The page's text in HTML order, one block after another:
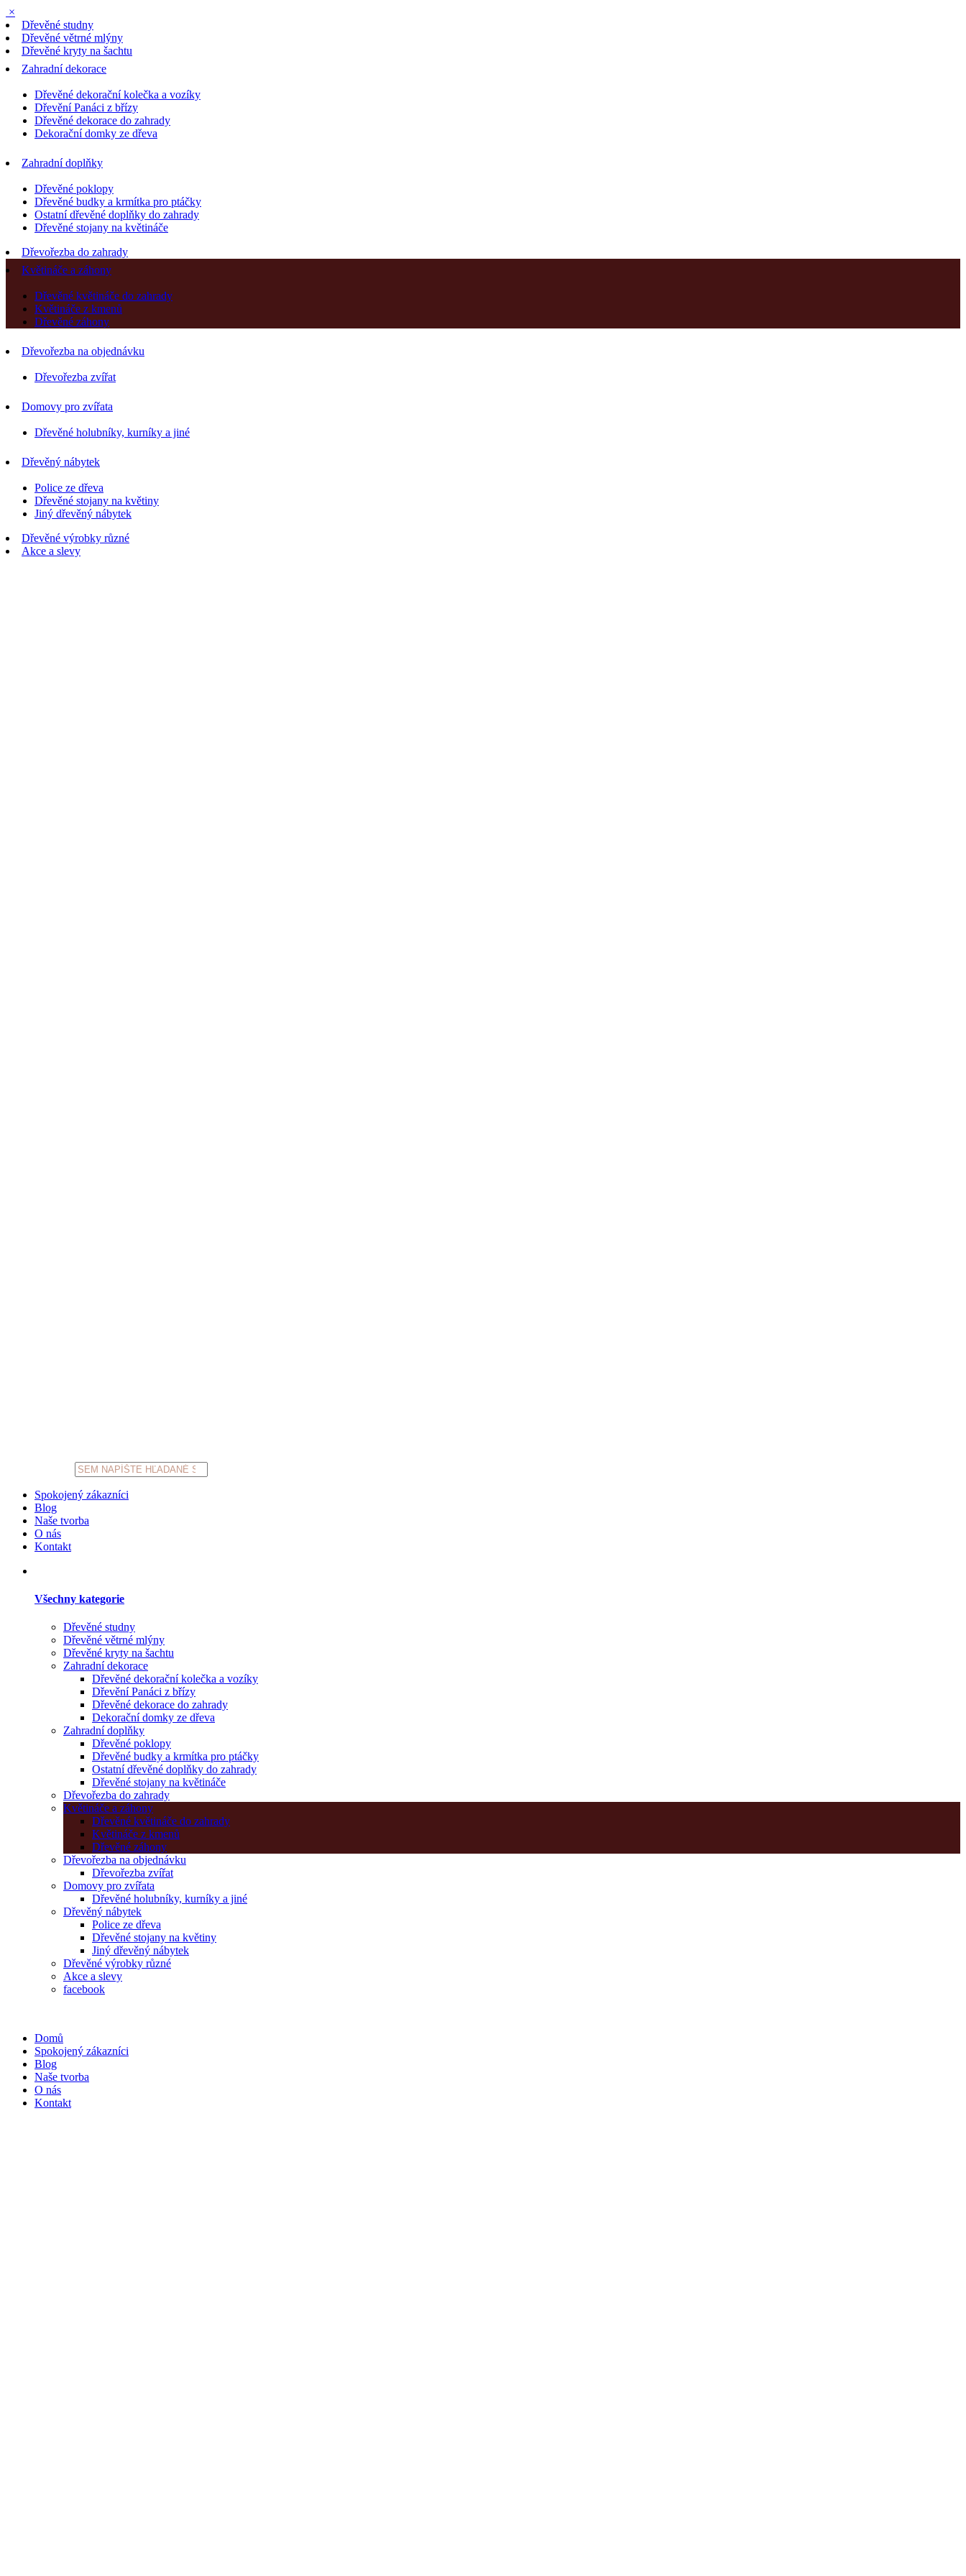
×
Dřevěné studny
Dřevěné větrné mlýny
Dřevěné kryty na šachtu
Zahradní dekorace
Dřevěné dekorační kolečka a vozíky
Dřevění Panáci z břízy
Dřevěné dekorace do zahrady
Dekorační domky ze dřeva
Zahradní doplňky
Dřevěné poklopy
Dřevěné budky a krmítka pro ptáčky
Ostatní dřevěné doplňky do zahrady
Dřevěné stojany na květináče
Dřevořezba do zahrady
Květináče a záhony
Dřevěné květináče do zahrady
Květináče z kmenů
Dřevěné záhony
Dřevořezba na objednávku
Dřevořezba zvířat
Domovy pro zvířata
Dřevěné holubníky, kurníky a jiné
Dřevěný nábytek
Police ze dřeva
Dřevěné stojany na květiny
Jiný dřevěný nábytek
Dřevěné výrobky různé
Akce a slevy
Products
search
Spokojený zákazníci
Blog
Naše tvorba
O nás
Kontakt
Všechny kategorie
Dřevěné studny
Dřevěné větrné mlýny
Dřevěné kryty na šachtu
Zahradní dekorace
Dřevěné dekorační kolečka a vozíky
Dřevění Panáci z břízy
Dřevěné dekorace do zahrady
Dekorační domky ze dřeva
Zahradní doplňky
Dřevěné poklopy
Dřevěné budky a krmítka pro ptáčky
Ostatní dřevěné doplňky do zahrady
Dřevěné stojany na květináče
Dřevořezba do zahrady
Květináče a záhony
Dřevěné květináče do zahrady
Květináče z kmenů
Dřevěné záhony
Dřevořezba na objednávku
Dřevořezba zvířat
Domovy pro zvířata
Dřevěné holubníky, kurníky a jiné
Dřevěný nábytek
Police ze dřeva
Dřevěné stojany na květiny
Jiný dřevěný nábytek
Dřevěné výrobky různé
Akce a slevy
facebook
Domů
Spokojený zákazníci
Blog
Naše tvorba
O nás
Kontakt